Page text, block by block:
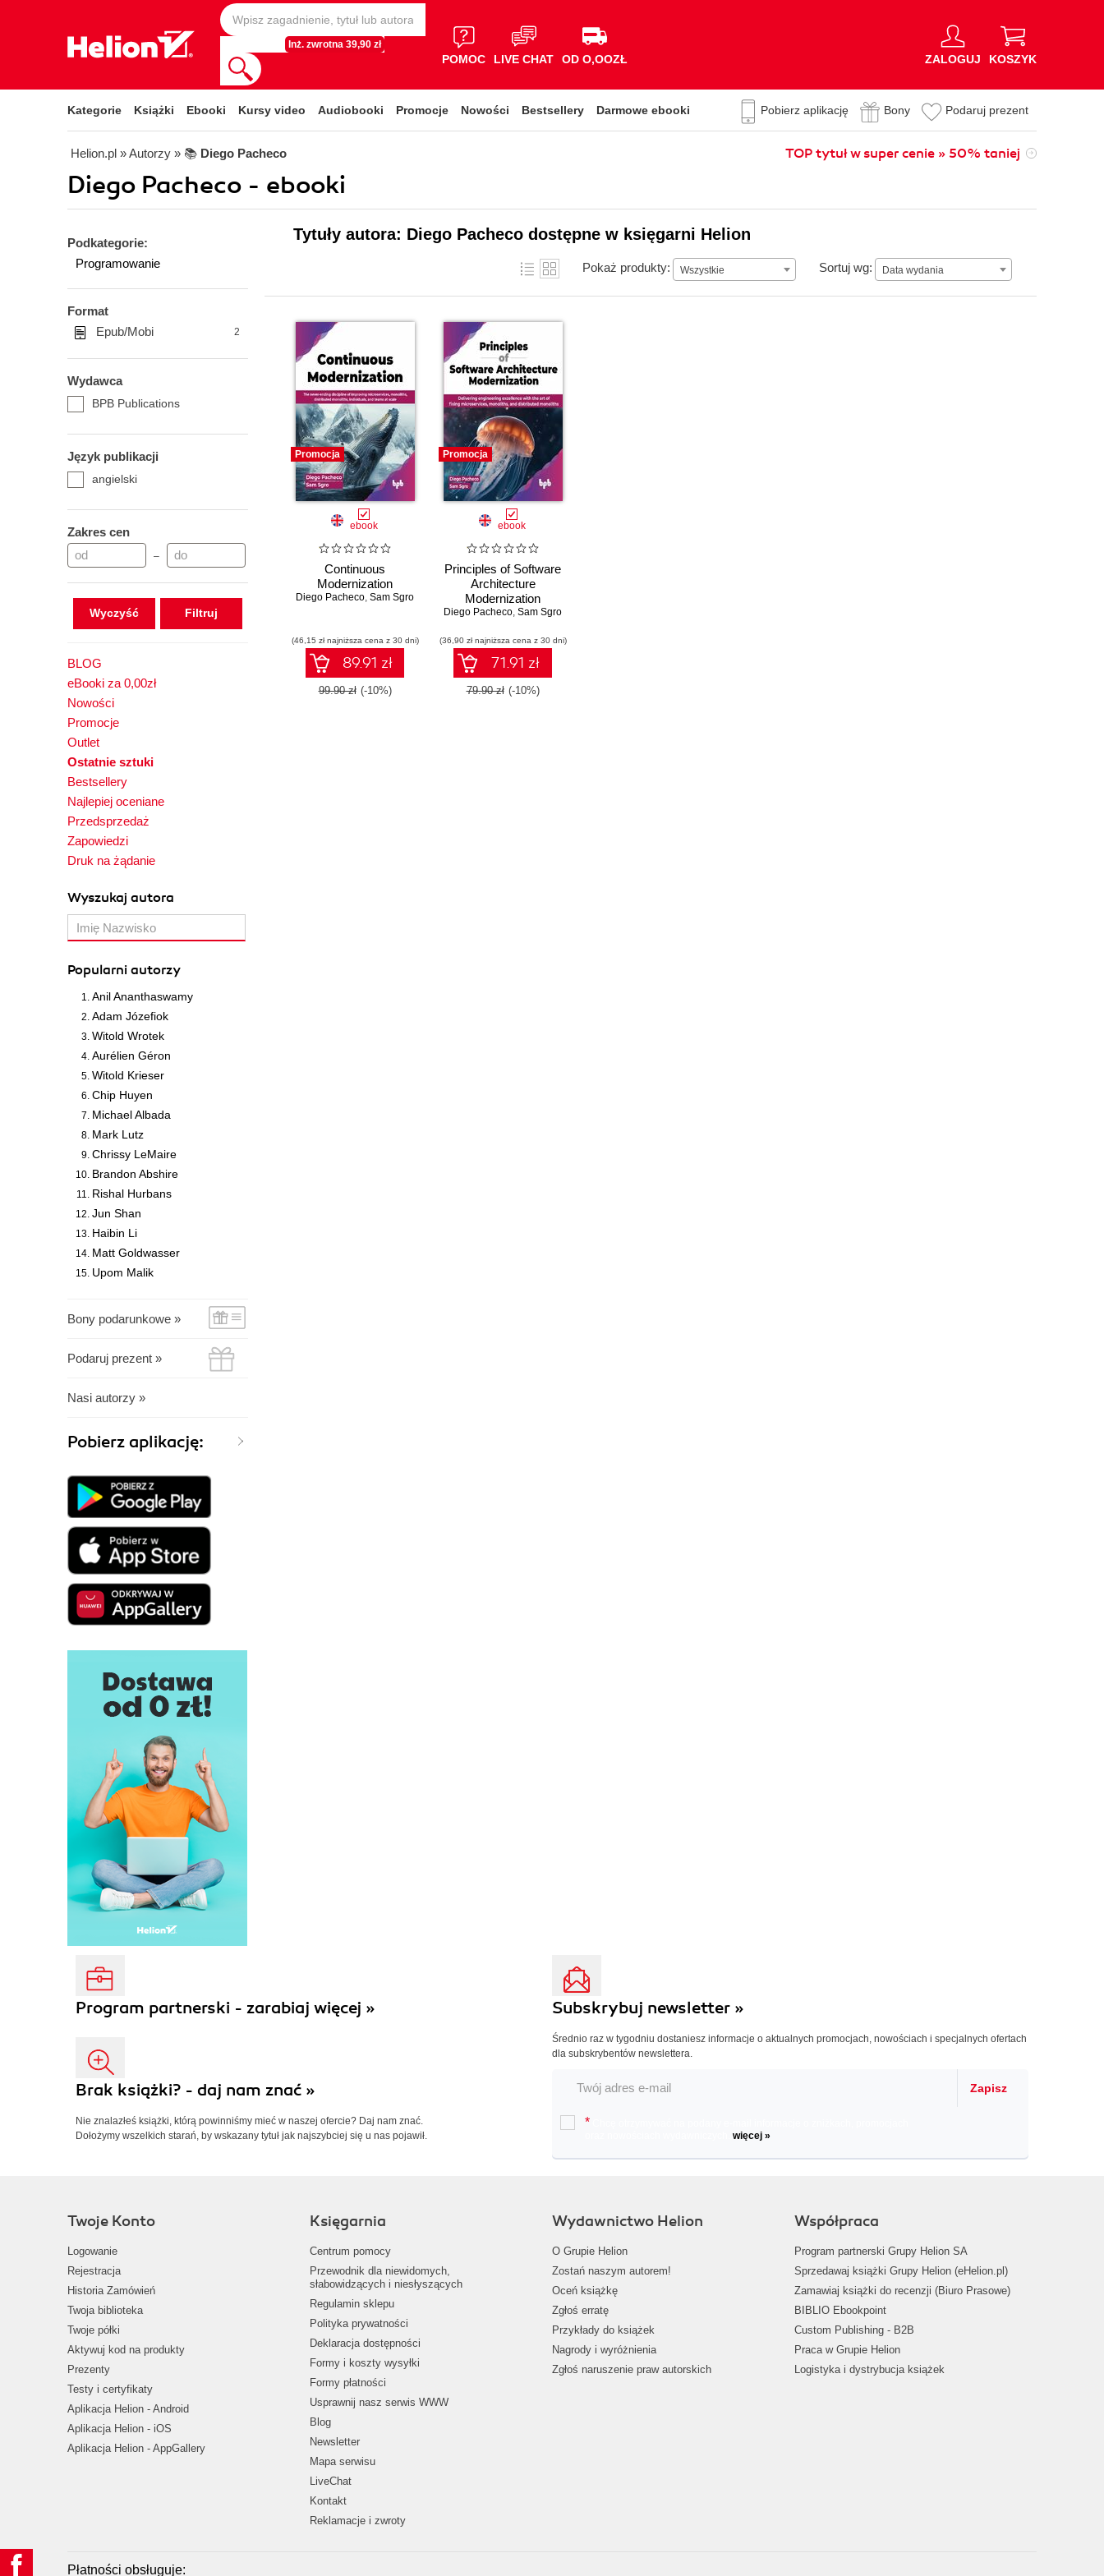
Inż. zwrotna 39,90 zł
POMOC LIVE CHAT OD O,OOZŁ ZALOGUJ KOSZYK
Kategorie Książki Ebooki Kursy video Audiobooki Promocje Nowości Bestsellery Darmowe ebooki Pobierz aplikację Bony Podaruj prezent
Helion.pl » Autorzy » 📚 Diego Pacheco TOP tytuł w super cenie » 50% taniej
Diego Pacheco - ebooki
Podkategorie:
Programowanie
Format
Epub/Mobi
2
Wydawca
BPB Publications
Język publikacji
angielski
Zakres cen
–
Wyczyść
BLOG
eBooki za 0,00zł
Nowości
Promocje
Outlet
Ostatnie sztuki
Bestsellery
Najlepiej oceniane
Przedsprzedaż
Zapowiedzi
Druk na żądanie
Wyszukaj autora
Popularni autorzy
Anil Ananthaswamy
Adam Józefiok
Witold Wrotek
Aurélien Géron
Witold Krieser
Chip Huyen
Michael Albada
Mark Lutz
Chrissy LeMaire
Brandon Abshire
Rishal Hurbans
Jun Shan
Haibin Li
Matt Goldwasser
Upom Malik
Bony podarunkowe »
Podaruj prezent »
Nasi autorzy »
Pobierz aplikację:
Tytuły autora: Diego Pacheco dostępne w księgarni Helion
Pokaż produkty: Wszystkie Sortuj wg: Data wydania
Data wydania
Promocja
ebook
Continuous
Modernization
Diego Pacheco, Sam Sgro
(46,15 zł najniższa cena z 30 dni)
89.91 zł
99.90 zł (-10%)
Promocja
ebook
Principles of Software
Architecture
Modernization
Diego Pacheco, Sam Sgro
(36,90 zł najniższa cena z 30 dni)
71.91 zł
79.90 zł (-10%)
Program partnerski - zarabiaj więcej »
Brak książki? - daj nam znać »
Nie znalazłeś książki, którą powinniśmy mieć w naszej ofercie? Daj nam znać.
Dołożymy wszelkich starań, by wskazany tytuł jak najszybciej się u nas pojawił.
Subskrybuj newsletter »
Średnio raz w tygodniu dostaniesz informacje o aktualnych promocjach, nowościach i specjalnych ofertach
dla subskrybentów newslettera.
Zapisz
*
więcej »
Twoje Konto
Logowanie
Rejestracja
Historia Zamówień
Twoja biblioteka
Twoje półki
Aktywuj kod na produkty
Prezenty
Testy i certyfikaty
Aplikacja Helion - Android
Aplikacja Helion - iOS
Aplikacja Helion - AppGallery
Księgarnia
Centrum pomocy
Przewodnik dla niewidomych,
słabowidzących i niesłyszących
Regulamin sklepu
Polityka prywatności
Deklaracja dostępności
Formy i koszty wysyłki
Formy płatności
Usprawnij nasz serwis WWW
Blog
Newsletter
Mapa serwisu
LiveChat
Kontakt
Reklamacje i zwroty
Wydawnictwo Helion
O Grupie Helion
Zostań naszym autorem!
Oceń książkę
Zgłoś erratę
Przykłady do książek
Nagrody i wyróżnienia
Zgłoś naruszenie praw autorskich
Współpraca
Program partnerski Grupy Helion SA
Sprzedawaj książki Grupy Helion (eHelion.pl)
Zamawiaj książki do recenzji (Biuro Prasowe)
BIBLIO Ebookpoint
Custom Publishing - B2B
Praca w Grupie Helion
Logistyka i dystrybucja książek
Płatności obsługuje: